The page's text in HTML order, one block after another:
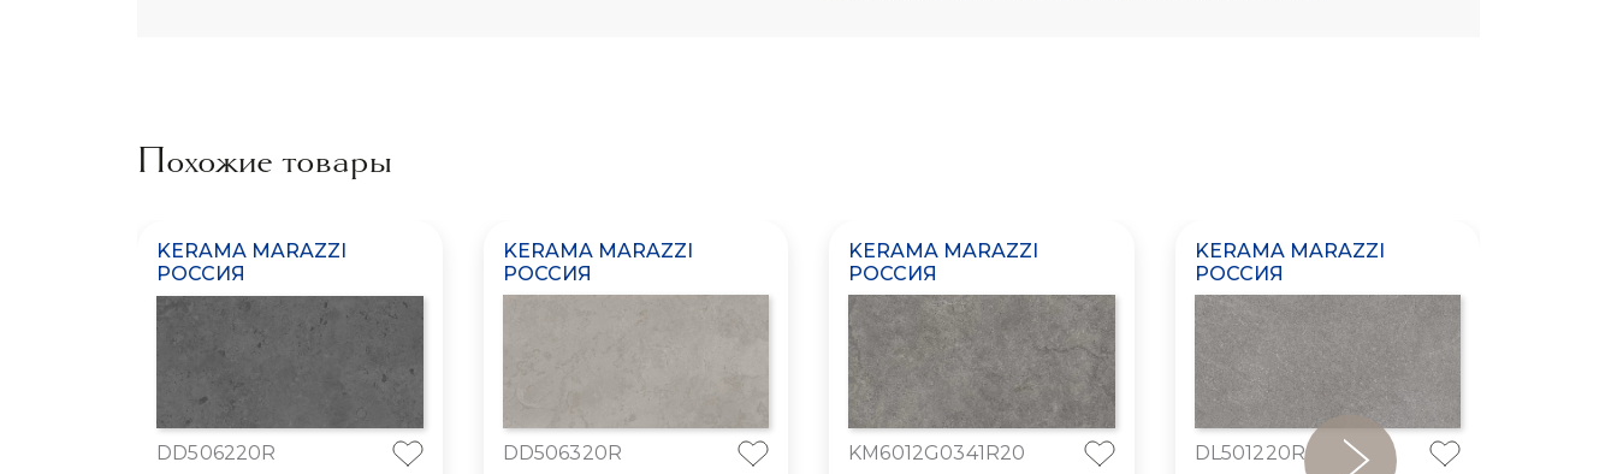
Похожие товары
KERAMA MARAZZI
РОССИЯ
DD506220R
KERAMA MARAZZI
РОССИЯ
DD506320R
KERAMA MARAZZI
РОССИЯ
KM6012G0341R20
KERAMA MARAZZI
РОССИЯ
DL501220R